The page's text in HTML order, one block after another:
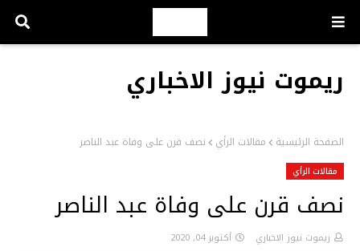
ريموت نيوز الاخباري
الصفحة الرئيسية مقالات الرأي نصف قرن على وفاة عبد الناصر
مقالات الرأي
نصف قرن على وفاة عبد الناصر
ريموت نيوز الاخباري أكتوبر 04, 2020